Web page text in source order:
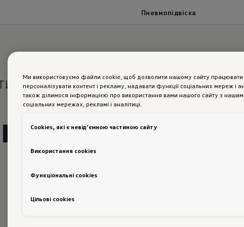
Пневмопідвіска
підвіска
на висоті
Автоматичне регулювання висоти
Ми використовуємо файли cookie, щоб дозволити нашому сайту
персоналізувати контент і рекламу, надавати функції соціальних мереж і
також ділимося інформацією про використання вами нашого сайту з
соціальних мережах, рекламі і аналітиці.
Сookies, які є невід’ємною частиною сайту
Використання cookies
Функціональні cookies
Цільові сookies